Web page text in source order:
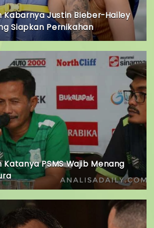
Kabarnya Justin Bieber-Hailey
Siapkan Pernikahan
Katanya PSMS Wajib Menang